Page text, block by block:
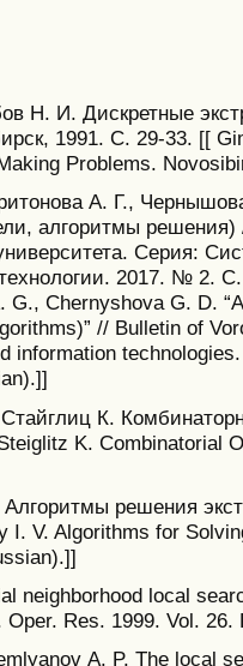
Н. И. Дискретные
1991. С. 29-33. [[
Problems.
А. Г.,
алгоритмы решения)
Серия:
2017. № 2.
G., Chernyshova G. D.
// Bulletin of
information
К.
K. Combinatorial
решения
I. V. Algorithms for
neighborhood local
Oper. Res. 1999. Vol. 26.
А. P. The local